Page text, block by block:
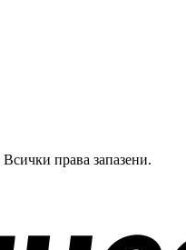
Всички права запазени.